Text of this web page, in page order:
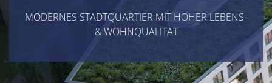
MODERNES STADTQUARTIER MIT HOHER LEBENS-
& WOHNQUALITÄT